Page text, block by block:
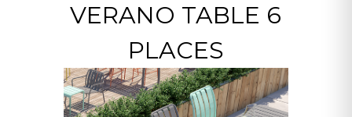
VERANO TABLE 6
PLACES